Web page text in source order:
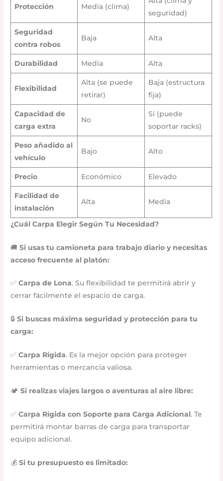
Protección Media (clima)
seguridad)
Seguridad
contra robos
Baja Alta
Durabilidad Media Alta
Flexibilidad
Alta (se puede
retirar)
Baja (estructura
fija)
Capacidad de
carga extra
No
Sí (puede
soportar racks)
Peso añadido al
vehículo
Bajo Alto
Precio Económico Elevado
Facilidad de
instalación
Alta Media
¿Cuál Carpa Elegir Según Tu Necesidad?
🚚Si usas tu camioneta para trabajo diario y necesitas
acceso frecuente al platón:
✅Carpa de Lona. Su flexibilidad te permitirá abrir y
cerrar fácilmente el espacio de carga.
🔒Si buscas máxima seguridad y protección para tu
carga:
✅Carpa Rígida. Es la mejor opción para proteger
herramientas o mercancía valiosa.
🏕Si realizas viajes largos o aventuras al aire libre:
✅Carpa Rígida con Soporte para Carga Adicional. Te
permitirá montar barras de carga para transportar
equipo adicional.
💰Si tu presupuesto es limitado: